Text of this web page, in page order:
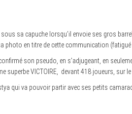
sa capuche lorsqu’il envoie ses gros
photo en titre de cette communication
son pseudo, en s’adjugeant, en
superbe VICTOIRE, devant 418 joueurs, sur
qui va pouvoir partir avec ses petits